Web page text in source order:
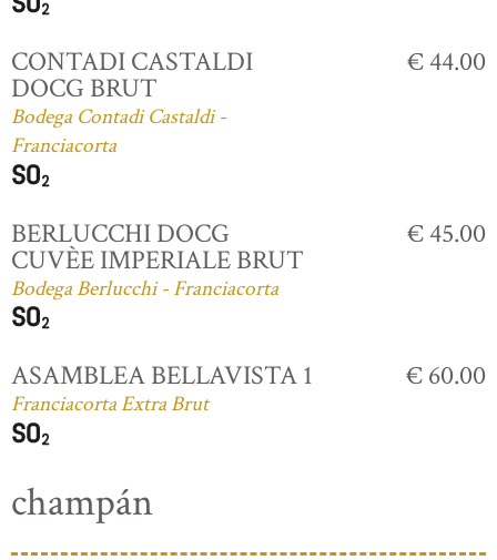
CONTADI CASTALDI
DOCG BRUT
Bodega Contadi Castaldi -
Franciacorta
€ 44.00
BERLUCCHI DOCG
CUVÈE IMPERIALE BRUT
Bodega Berlucchi - Franciacorta
€ 45.00
ASAMBLEA BELLAVISTA 1
Franciacorta Extra Brut
€ 60.00
champán